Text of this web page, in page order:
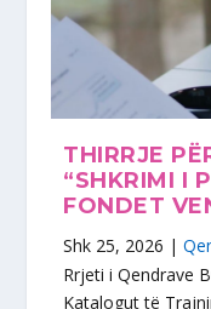
THIRRJE
“SHKRIMI I
FONDET
Shk 25, 2026 |
Rrjeti i Qendrave
Katalogut të